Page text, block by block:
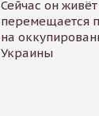
Сейчас он
перемещается
на
Украины